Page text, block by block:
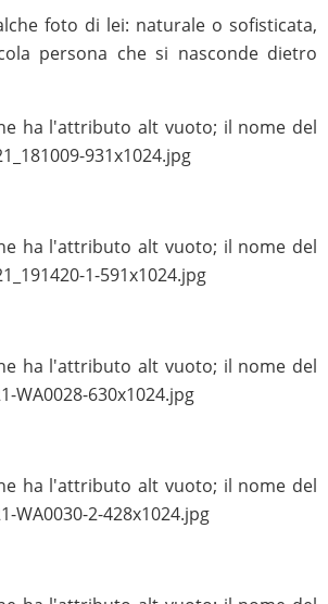
foto di lei: naturale o sofisticata,
persona che si nasconde dietro